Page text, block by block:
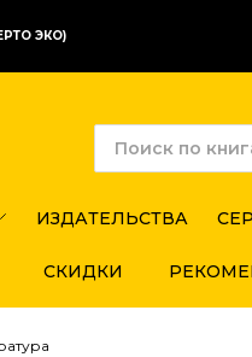
ЭКО)
ИЗДАТЕЛЬСТВА
СКИДКИ